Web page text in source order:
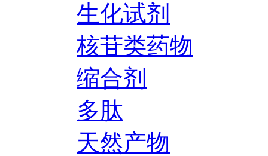
生化试剂
核苷类药物
缩合剂
多肽
天然产物